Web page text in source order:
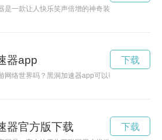
是一款让人快乐笑声倍增的神奇装置，能够让人
器app
网络世界吗？黑洞加速器app可以帮助您提升网速
下载
器官方版下载 下载